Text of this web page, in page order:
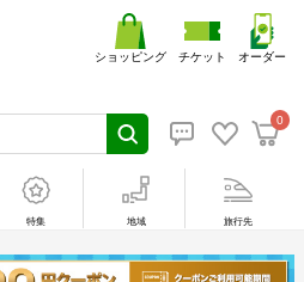
0
ショッピング チケット オーダー
特集 地域 旅行先